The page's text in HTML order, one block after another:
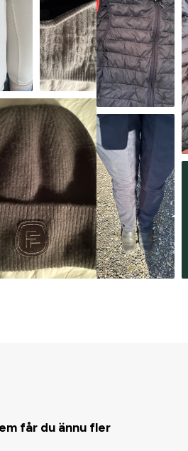
får du ännu fler